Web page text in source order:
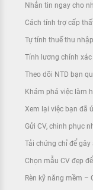
Nhắn tin ngay cho
Cách tính trợ cấp
Tự tính thuế thu
Tính lương chính
Theo dõi NTD bạn
Khám phá việc làm
Xem lại việc bạn đã
Gửi CV, chinh phục
Tải chứng chỉ để gây
Chọn mẫu CV đẹp
Rèn kỹ năng mềm –